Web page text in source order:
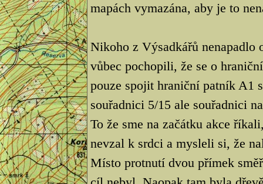
mapách vymazána, aby je to
Nikoho z Výsadkářů
vůbec pochopili, že se o
pouze spojit hraniční patník A1
souřadnici 5/15 ale souřadnici
To že sme na začátku akce
nevzal k srdci a mysleli si, že
Místo protnutí dvou přímek